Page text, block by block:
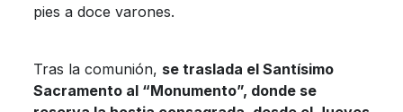
pies a doce varones.
Tras la comunión, se traslada el Santísimo
Sacramento al “Monumento”, donde se